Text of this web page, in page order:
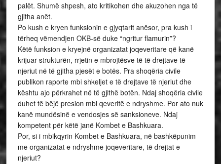
palët. Shumë shpesh, ato kritikohen dhe akuzohen nga të
gjitha anët.
Po kush e kryen funksionin e gjyqtarit anësor, pra kush i
tërheq vëmendjen OKB-së duke “ngritur flamurin”?
Këtë funksion e kryejnë organizatat joqeveritare që kanë
krijuar strukturën, rrjetin e mbrojtësve të të drejtave të
njeriut në të gjitha pjesët e botës. Pra shoqëria civile
publikon raporte mbi shkeljet e të drejtave të njeriut dhe
kështu ajo përkrahet në të gjithë botën. Ndaj shoqëria civile
duhet të bëjë presion mbi qeveritë e ndryshme. Por ato nuk
kanë mundësinë e vendosjes së sanksioneve. Ndaj
kompetent për këtë janë Kombet e Bashkuara.
Por, si i mbikqyrin Kombet e Bashkuara, në bashkëpunim
me organizatat e ndryshme joqeveritare, të drejtat e
njeriut?